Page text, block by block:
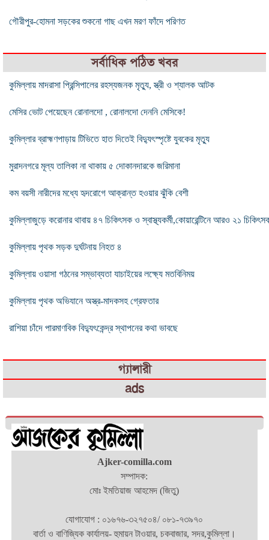
গৌরীপুর-হোমনা সড়কের শুকনো গাছ এখন মরণ ফাঁদে পরিণত
সর্বাধিক পঠিত খবর
কুমিল্লায় মাদরাসা প্রিন্সিপালের রহস্যজনক মৃত্যু, স্ত্রী ও শ্যালক আটক
মেসির ভোট পেয়েছেন রোনালদো , রোনালদো দেননি মেসিকে!
কুমিল্লার ব্রাহ্মণপাড়ায় টিভিতে হাত দিতেই বিদ্যুৎস্পৃষ্টে যুবকের মৃত্যু
মুরাদনগরে মূল্য তালিকা না থাকায় ৫ দোকানদারকে জরিমানা
কম বয়সী নারীদের মধ্যে হৃদরোগে আক্রান্ত হওয়ার ঝুঁকি বেশী
কুমিল্লাজুড়ে করোনার থাবায় ৪৭ চিকিৎসক ও স্বাস্থ্যকর্মী,কোয়ারেন্টিনে আরও ২১
কুমিল্লায় পৃথক সড়ক দুর্ঘটনায় নিহত ৪
কুমিল্লায় ওয়াসা গঠনের সম্ভাব্যতা যাচাইয়ের লক্ষ্যে মতবিনিময়
কুমিল্লায় পৃথক অভিযানে অস্ত্র-মাদকসহ গ্রেফতার
রাশিয়া চাঁদে পারমাণবিক বিদ্যুৎকেন্দ্র স্থাপনের কথা ভাবছে
গ্যালারী
ads
Ajker-comilla.com
সম্পাদক:
মোঃ ইমতিয়াজ আহমেদ (জিতু)
যোগাযোগ : ০১৬৭৬-৩২৭৫০৪/ ০৮১-৭৩৯৭০
বার্তা ও বাণিজ্যিক কার্যালয়- হুমায়ন টাওয়ার, চকবাজার, সদর,কুমিল্লা।